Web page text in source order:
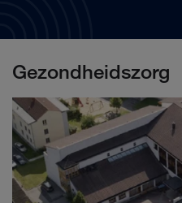
Gezondheidszorg